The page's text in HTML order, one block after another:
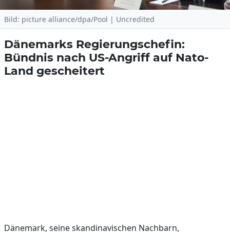
Bild: picture alliance/dpa/Pool | Uncredited
Dänemarks Regierungschefin:
Bündnis nach US-Angriff auf Nato-
Land gescheitert
Dänemark, seine skandinavischen Nachbarn,